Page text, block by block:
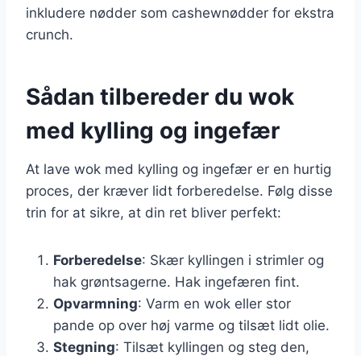
inkludere nødder som cashewnødder for ekstra
crunch.
Sådan tilbereder du wok
med kylling og ingefær
At lave wok med kylling og ingefær er en hurtig
proces, der kræver lidt forberedelse. Følg disse
trin for at sikre, at din ret bliver perfekt:
Forberedelse: Skær kyllingen i strimler og
hak grøntsagerne. Hak ingefæren fint.
Opvarmning: Varm en wok eller stor
pande op over høj varme og tilsæt lidt olie.
Stegning: Tilsæt kyllingen og steg den,